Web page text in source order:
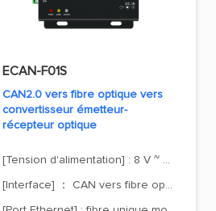
ECAN-F01S
CAN2.0 vers fibre optique vers
convertisseur émetteur-
récepteur optique
[Tension d'alimentation] : 8 V ~ 28 V CC.
[Interface] ： CAN vers fibre optique